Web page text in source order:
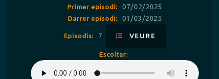
Primer episodi: 07/02/2025
Darrer episodi: 01/03/2025
Episodis: 7 VEURE
Escoltar: